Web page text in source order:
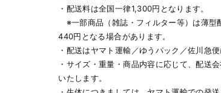
・配送料は全国一律1,300円となります。
※一部商品（雑誌・フィルター等）は薄型
440円となる場合があります。
・配送はヤマト運輸／ゆうパック／佐川急便
・サイズ・重量・商品内容に応じて、配送
いたします。